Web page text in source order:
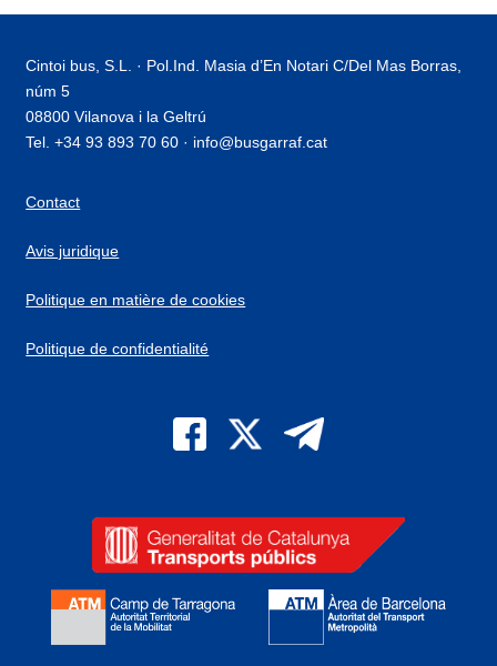
Cintoi bus, S.L. · Pol.Ind. Masia d’En Notari C/Del Mas Borras,
núm 5
08800 Vilanova i la Geltrú
Tel. +34 93 893 70 60 · info@busgarraf.cat
Contact
Avis juridique
Politique en matière de cookies
Politique de confidentialité